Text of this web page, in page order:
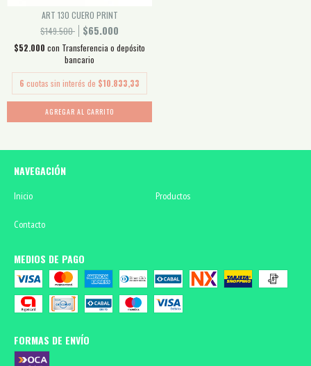
ART 130 CUERO PRINT
$149.500
$65.000
$52.000 con Transferencia o depósito
bancario
6 cuotas sin interés de $10.833,33
AGREGAR AL CARRITO
NAVEGACIÓN
Inicio Productos
Contacto
MEDIOS DE PAGO
FORMAS DE ENVÍO